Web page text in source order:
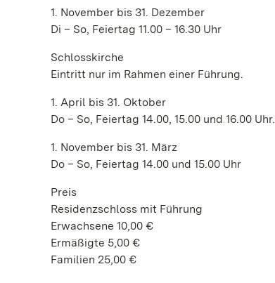
1. November bis 31. Dezember
Di – So, Feiertag 11.00 – 16.30 Uhr
Schlosskirche
Eintritt nur im Rahmen einer Führung.
1. April bis 31. Oktober
Do – So, Feiertag 14.00, 15.00 und 16.00 Uhr.
1. November bis 31. März
Do – So, Feiertag 14.00 und 15.00 Uhr
Preis
Residenzschloss mit Führung
Erwachsene 10,00 €
Ermäßigte 5,00 €
Familien 25,00 €